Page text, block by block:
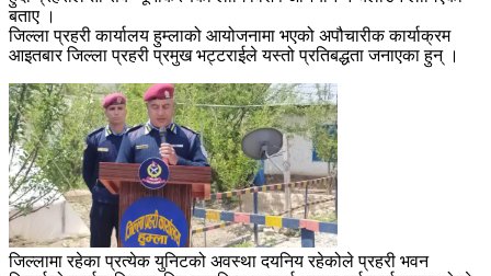
बताए ।
जिल्ला प्रहरी कार्यालय हुम्लाको आयोजनामा भएको अपौचारीक कार्याक्रम
आइतबार जिल्ला प्रहरी प्रमुख भट्टराईले यस्तो प्रतिबद्धता जनाएका हुन् ।
जिल्लामा रहेका प्रत्येक युनिटको अवस्था दयनिय रहेकोले प्रहरी भवन